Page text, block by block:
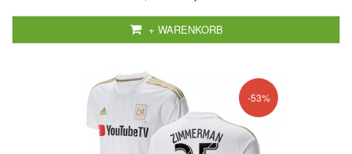
+ WARENKORB
-53%